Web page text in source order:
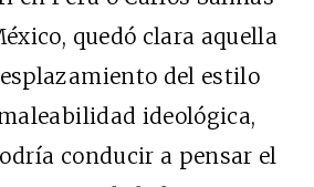
quedó clara aquella
del estilo
ideológica,
conducir a pensar el